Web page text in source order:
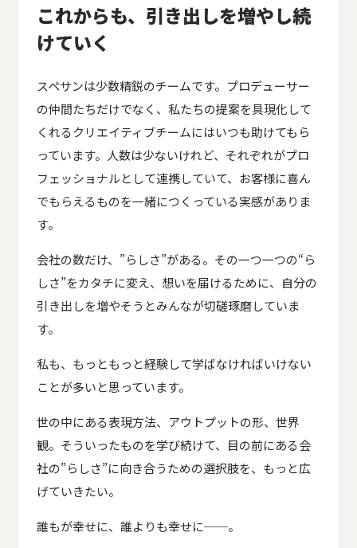
これからも、引き出しを増やし続
けていく
スペサンは少数精鋭のチームです。プロデューサー
の仲間たちだけでなく、私たちの提案を具現化して
くれるクリエイティブチームにはいつも助けてもら
っています。人数は少ないけれど、それぞれがプロ
フェッショナルとして連携していて、お客様に喜ん
でもらえるものを一緒につくっている実感がありま
す。
会社の数だけ、”らしさ”がある。その一つ一つの“ら
しさ”をカタチに変え、想いを届けるために、自分の
引き出しを増やそうとみんなが切磋琢磨していま
す。
私も、もっともっと経験して学ばなければいけない
ことが多いと思っています。
世の中にある表現方法、アウトプットの形、世界
観。そういったものを学び続けて、目の前にある会
社の”らしさ”に向き合うための選択肢を、もっと広
げていきたい。
誰もが幸せに、誰よりも幸せに──。